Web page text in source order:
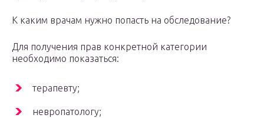
К каким врачам нужно попасть на обследование?
Для получения прав конкретной категории
необходимо показаться:
терапевту;
невропатологу;